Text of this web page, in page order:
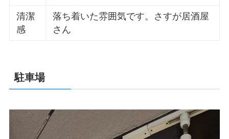
清潔
感
落ち着いた雰囲気です。さすが居酒屋
さん
駐車場